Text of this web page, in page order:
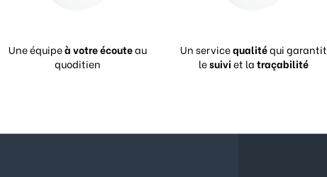
Une équipeà votre écouteau
quoditien
Un servicequalitéqui garantit
lesuiviet latraçabilité